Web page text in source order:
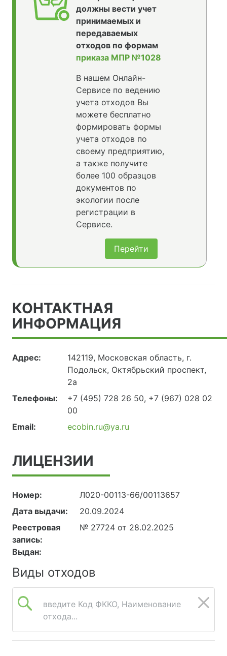
должны вести учет
принимаемых и
передаваемых
отходов по формам
приказа МПР №1028
В нашем Онлайн-
Сервисе по ведению
учета отходов Вы
можете бесплатно
формировать формы
учета отходов по
своему предприятию,
а также получите
более 100 образцов
документов по
экологии после
регистрации в
Сервисе.
Перейти
КОНТАКТНАЯ
ИНФОРМАЦИЯ
Адрес:
142119, Московская область, г.
Подольск, Октябрьский проспект,
2а
Телефоны:
+7 (495) 728 26 50, +7 (967) 028 02
00
Email:
ecobin.ru@ya.ru
ЛИЦЕНЗИИ
Номер:
Л020-00113-66/00113657
Дата выдачи:
20.09.2024
Реестровая
запись:
№ 27724 от 28.02.2025
Выдан:
Виды отходов
введите Код ФККО, Наименование
отхода...